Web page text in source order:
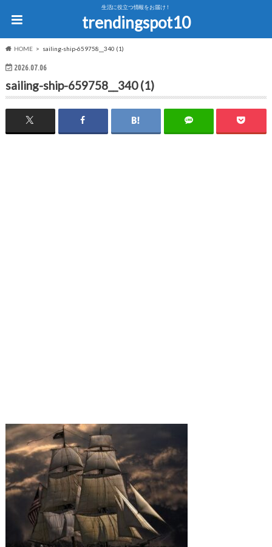
生活に役立つ情報をお届け！
trendingspot10
HOME sailing-ship-659758__340 (1)
2026.07.06
sailing-ship-659758__340 (1)